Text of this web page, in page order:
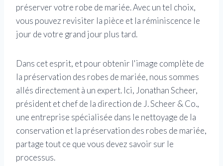
préserver votre robe de mariée. Avec un tel choix,
vous pouvez revisiter la pièce et la réminiscence le
jour de votre grand jour plus tard.
Dans cet esprit, et pour obtenir l'image complète de
la préservation des robes de mariée, nous sommes
allés directement à un expert. Ici, Jonathan Scheer,
président et chef de la direction de J. Scheer & Co.,
une entreprise spécialisée dans le nettoyage de la
conservation et la préservation des robes de mariée,
partage tout ce que vous devez savoir sur le
processus.